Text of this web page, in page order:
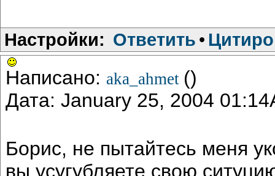
Настройки: Ответить •
Написано: aka_ahmet ()
Дата: January 25, 2004
Борис, не пытайтесь меня
вы усугубляете свою